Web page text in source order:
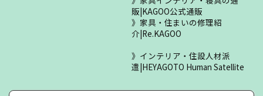
販|KAGOO公式通販
家具・住まいの修理紹
介|Re.KAGOO
インテリア・住設人材派
遣|HEYAGOTO Human Satellite